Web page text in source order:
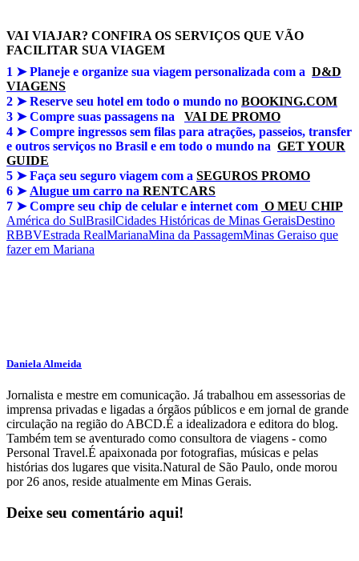
VAI VIAJAR? CONFIRA OS SERVIÇOS QUE VÃO
FACILITAR SUA VIAGEM
1 ➤Planeje e organize sua viagem personalizada com a D&D
VIAGENS
2 ➤ Reserve seu hotel em todo o mundo no BOOKING.COM
3 ➤Compre suas passagens na
VAI DE PROMO
4 ➤Compre ingressos sem filas para atrações, passeios, transfer
e outros serviços no Brasil e em todo o mundo na GET YOUR
GUIDE
5 ➤Faça seu seguro viagem com a SEGUROS PROMO
6 ➤ Alugue um carro na RENTCARS
7 ➤Compre seu chip de celular e internet com O MEU CHIP
América do SulBrasilCidades Históricas de Minas GeraisDestino
RBBVEstrada RealMarianaMina da PassagemMinas Geraiso que
fazer em Mariana
Daniela Almeida
Jornalista e mestre em comunicação. Já trabalhou em assessorias de
imprensa privadas e ligadas a órgãos públicos e em jornal de grande
circulação na região do ABCD.É a idealizadora e editora do blog.
Também tem se aventurado como consultora de viagens - como
Personal Travel.É apaixonada por fotografias, músicas e pelas
histórias dos lugares que visita.Natural de São Paulo, onde morou
por 26 anos, reside atualmente em Minas Gerais.
Deixe seu comentário aqui!